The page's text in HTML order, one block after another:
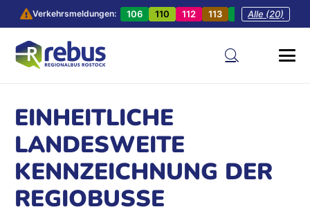
Verkehrsmeldungen: 106 110 112 113 201 202
Alle (20)
EINHEITLICHE
LANDESWEITE
KENNZEICHNUNG DER
REGIOBUSSE